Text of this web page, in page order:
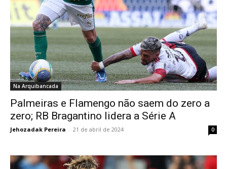
Na Arquibancada
Palmeiras e Flamengo não saem do zero a
zero; RB Bragantino lidera a Série A
Jehozadak Pereira - 21 de abril de 2024 0